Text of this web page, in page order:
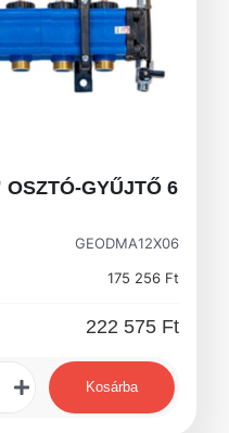
GYŰJTŐ 6
GEODMA12X06
175 256 Ft
222 575 Ft
Kosárba